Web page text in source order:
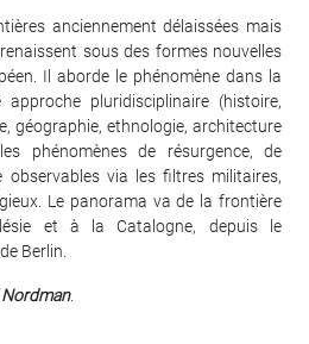
anciennement délaissées mais
sous des formes nouvelles
Il aborde le phénomène dans la
pluridisciplinaire (histoire,
géographie, ethnologie, architecture
phénomènes de résurgence, de
observables via les filtres militaires,
Le panorama va de la frontière
et à la Catalogne, depuis le
Berlin.
Nordman.